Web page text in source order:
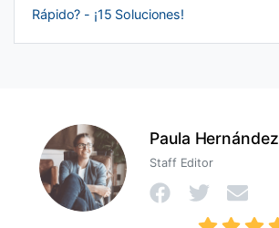
Rápido? - ¡15 Soluciones!
Paula Hernández
Staff Editor